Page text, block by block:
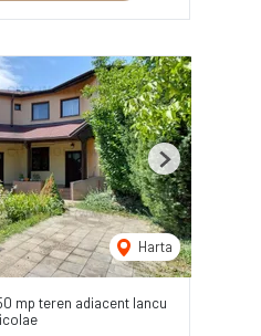
Harta
Next
mp teren adiacent Iancu